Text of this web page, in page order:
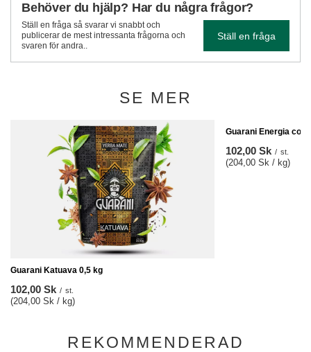
Behöver du hjälp? Har du några frågor?
Ställ en fråga så svarar vi snabbt och
publicerar de mest intressanta frågorna och
svaren för andra..
Ställ en fråga
SE MER
Guarani Katuava 0,5 kg
102,00 Sk / st.
(204,00 Sk / kg)
Guarani Energia con
102,00 Sk / st.
(204,00 Sk / kg)
REKOMMENDERAD